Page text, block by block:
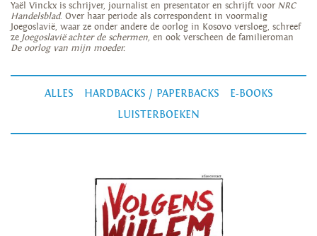
Yaël Vinckx is schrijver, journalist en presentator en schrijft voor NRC
Handelsblad. Over haar periode als correspondent in voormalig
Joegoslavië, waar ze onder andere de oorlog in Kosovo versloeg, schreef
ze Joegoslavië achter de schermen, en ook verscheen de familieroman
De oorlog van mijn moeder.
ALLES HARDBACKS / PAPERBACKS
E-BOOKS
LUISTERBOEKEN